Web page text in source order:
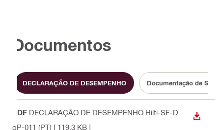
Documentos
DECLARAÇÃO DE DESEMPENHO Documentação de
PDF DECLARAÇÃO DE DESEMPENHO Hilti-SF-D
oP-011 (PT) [ 119.3 KB ]